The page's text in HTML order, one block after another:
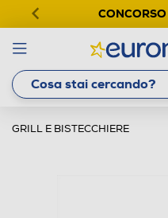
GRILL E BISTECCHIERE